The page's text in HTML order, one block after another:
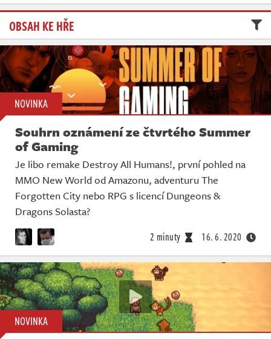
OBSAH KE HŘE
NOVINKA
Souhrn oznámení ze čtvrtého Summer
of Gaming
Je libo remake Destroy All Humans!, první pohled na
MMO New World od Amazonu, adventuru The
Forgotten City nebo RPG s licencí Dungeons &
Dragons Solasta?
2 minuty 16. 6. 2020
NOVINKA